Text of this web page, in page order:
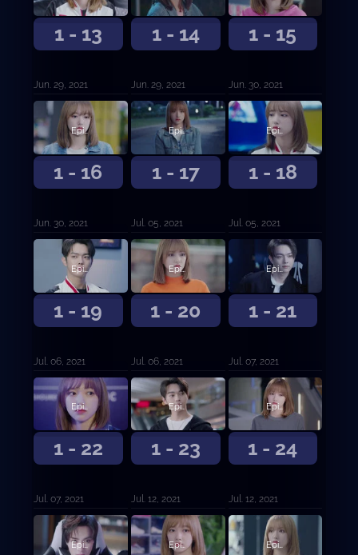
1 - 13
Jun. 29, 2021
1 - 14
Jun. 29, 2021
1 - 15
Jun. 30, 2021
1 - 16
Episodio 16
Jun. 30, 2021
1 - 17
Episodio 17
Jul. 05, 2021
1 - 18
Episodio 18
Jul. 05, 2021
1 - 19
Episodio 19
Jul. 06, 2021
1 - 20
Episodio 20
Jul. 06, 2021
1 - 21
Episodio 21
Jul. 07, 2021
1 - 22
Episodio 22
Jul. 07, 2021
1 - 23
Episodio 23
Jul. 12, 2021
1 - 24
Episodio 24
Jul. 12, 2021
Episodio 25 Episodio 26 Episodio 27